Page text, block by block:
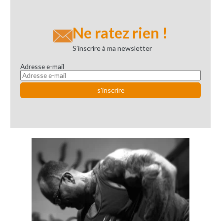
Ne ratez rien !
S’inscrire à ma newsletter
Adresse e-mail